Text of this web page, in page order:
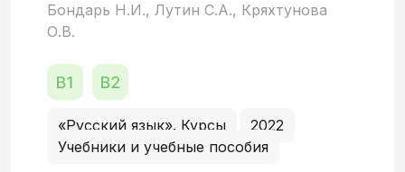
Бондарь Н.И., Лутин С.А., Кряхтунова
О.В.
«Русский язык». Курсы
2022
Учебники и учебные пособия